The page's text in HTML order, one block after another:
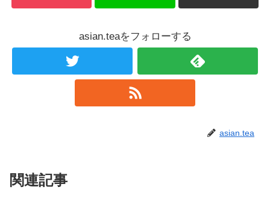
asian.teaをフォローする
asian.tea
関連記事